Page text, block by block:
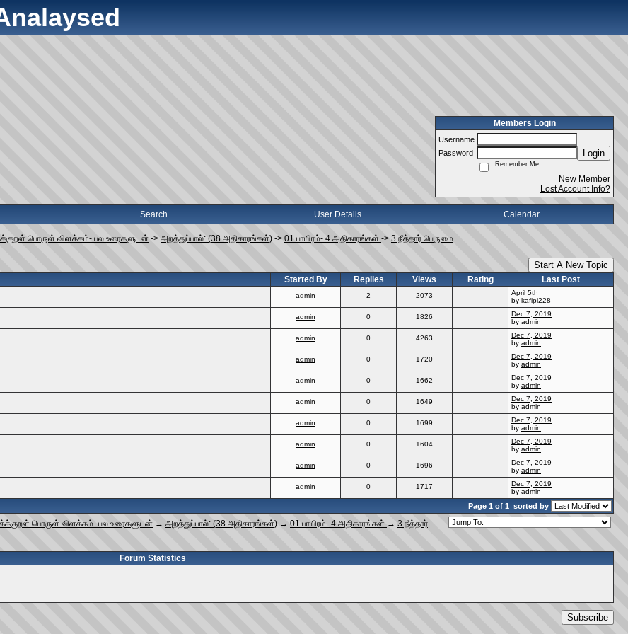
Members Login
Username
Password
Login
Remember Me
New Member
Lost Account Info?
Search User Details Calendar
பொருள் விளக்கம்- பல உரைகளுடன் -> அறத்துப்பால்: (38 அதிகாரங்கள்) -> 01 பாயிரம்- 4 அதிகாரங்கள் -> 3 நீத்தார் பெருமை
Start A New Topic
Started By Replies Views Rating
Last Post
admin 2 2073
April 5th
by kafipi228
admin 0 1826
Dec 7, 2019
by admin
admin 0 4263
Dec 7, 2019
by admin
admin 0 1720
Dec 7, 2019
by admin
admin 0 1662
Dec 7, 2019
by admin
admin 0 1649
Dec 7, 2019
by admin
admin 0 1699
Dec 7, 2019
by admin
admin 0 1604
Dec 7, 2019
by admin
admin 0 1696
Dec 7, 2019
by admin
admin 0 1717
Dec 7, 2019
by admin
Page 1 of 1 sorted by
பொருள் விளக்கம்- பல உரைகளுடன் → அறத்துப்பால்: (38 அதிகாரங்கள்) → 01 பாயிரம்- 4 அதிகாரங்கள் → 3 நீத்தார்
Forum Statistics
Subscribe